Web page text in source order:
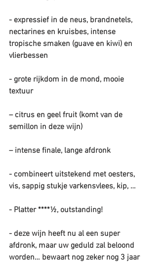
- expressief in de neus, brandnetels,
nectarines en kruisbes, intense
tropische smaken (guave en kiwi) en
vlierbessen
- grote rijkdom in de mond, mooie
textuur
– citrus en geel fruit (komt van de
semillon in deze wijn)
– intense finale, lange afdronk
- combineert uitstekend met oesters,
vis, sappig stukje varkensvlees, kip, …
- Platter ****½, outstanding!
- deze wijn heeft nu al een super
afdronk, maar uw geduld zal beloond
worden… bewaart nog zeker nog 3 jaar